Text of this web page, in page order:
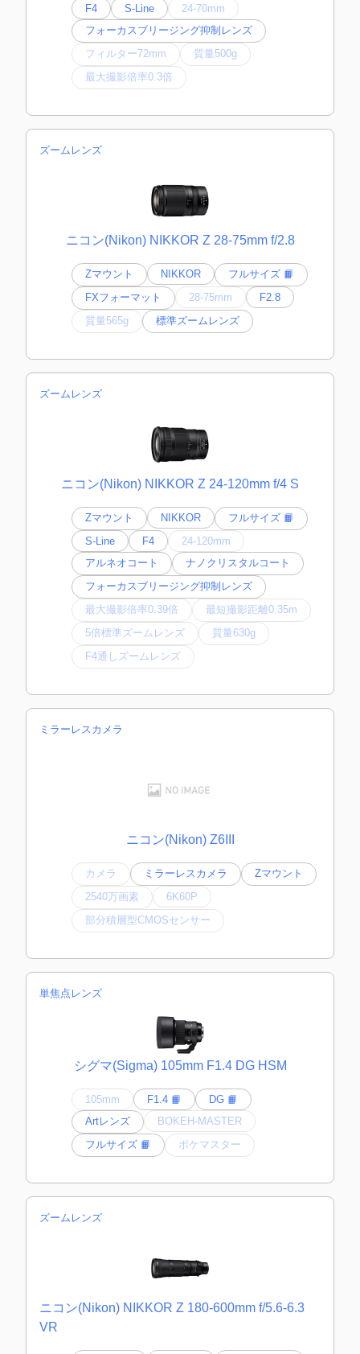
F4 S-Line
24-70mm
フォーカスブリージング抑制レンズ
フィルター72mm
質量500g
最大撮影倍率0.3倍
ズームレンズ
ニコン(Nikon) NIKKOR Z 28-75mm f/2.8
Zマウント NIKKOR
フルサイズ 📙
FXフォーマット
28-75mm
F2.8
質量565g
標準ズームレンズ
ズームレンズ
ニコン(Nikon) NIKKOR Z 24-120mm f/4 S
Zマウント NIKKOR
フルサイズ 📙
S-Line
F4
24-120mm
アルネオコート
ナノクリスタルコート
フォーカスブリージング抑制レンズ
最大撮影倍率0.39倍
最短撮影距離0.35m
5倍標準ズームレンズ
質量630g
F4通しズームレンズ
ミラーレスカメラ
ニコン(Nikon) Z6III
カメラ ミラーレスカメラ
Zマウント
2540万画素
6K60P
部分積層型CMOSセンサー
単焦点レンズ
シグマ(Sigma) 105mm F1.4 DG HSM
105mm F1.4 📙
DG 📙
Artレンズ
BOKEH-MASTER
フルサイズ 📙
ボケマスター
ズームレンズ
ニコン(Nikon) NIKKOR Z 180-600mm f/5.6-6.3
VR